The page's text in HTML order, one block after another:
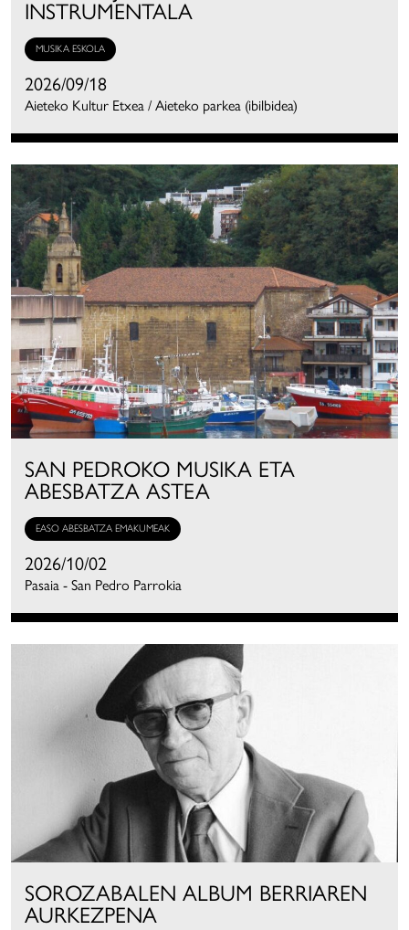
INSTRUMENTALA
MUSIKA ESKOLA
2026/09/18
Aieteko Kultur Etxea / Aieteko parkea (ibilbidea)
SAN PEDROKO MUSIKA ETA
ABESBATZA ASTEA
EASO ABESBATZA EMAKUMEAK
2026/10/02
Pasaia - San Pedro Parrokia
SOROZABALEN ALBUM BERRIAREN
AURKEZPENA